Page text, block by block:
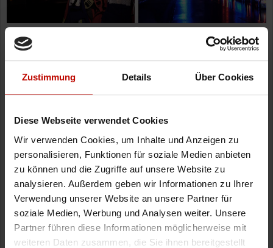
Zustimmung Details Über Cookies
Diese Webseite verwendet Cookies
Wir verwenden Cookies, um Inhalte und Anzeigen zu
personalisieren, Funktionen für soziale Medien anbieten
zu können und die Zugriffe auf unsere Website zu
analysieren. Außerdem geben wir Informationen zu Ihrer
Verwendung unserer Website an unsere Partner für
soziale Medien, Werbung und Analysen weiter. Unsere
Partner führen diese Informationen möglicherweise mit
weiteren Daten zusammen, die Sie ihnen bereitgestellt